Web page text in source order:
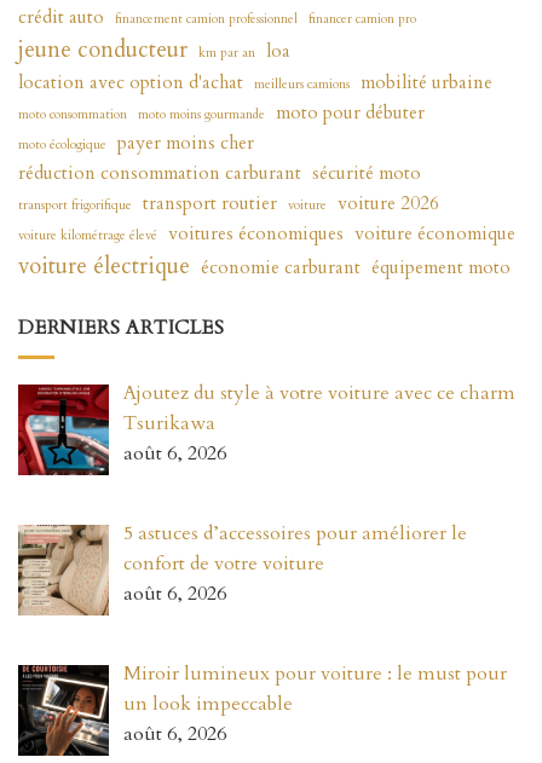
crédit auto financement camion professionnel financer camion pro
jeune conducteur km par an
loa
location avec option d'achat meilleurs camions mobilité urbaine
moto consommation moto moins gourmande moto pour débuter
moto écologique
payer moins cher
réduction consommation carburant sécurité moto
transport frigorifique transport routier voiture voiture 2026
voiture kilométrage élevé voitures économiques voiture économique
voiture électrique économie carburant équipement moto
DERNIERS ARTICLES
Ajoutez du style à votre voiture avec ce charm
Tsurikawa
août 6, 2026
5 astuces d’accessoires pour améliorer le
confort de votre voiture
août 6, 2026
Miroir lumineux pour voiture : le must pour
un look impeccable
août 6, 2026